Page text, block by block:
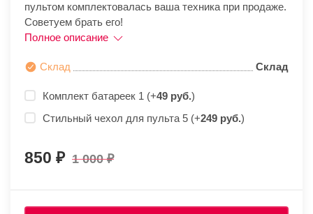
пультом комплектовалась ваша техника при продаже.
Советуем брать его!
Полное описание
Склад Склад
Комплект батареек 1 (+49 руб.)
Стильный чехол для пульта 5 (+249 руб.)
850 1 000